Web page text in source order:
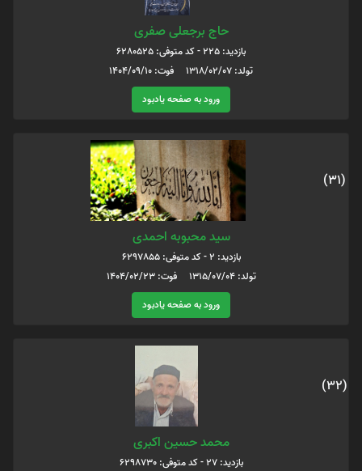
حاج برجعلی صفری
بازدید: 225 - کد متوفی: 6280525
تولد: 1318/02/07 فوت: 1404/09/10
ورود به صفحه یادبود
(31)
سید محبوبه احمدی
بازدید: 2 - کد متوفی: 6297855
تولد: 1315/07/04 فوت: 1404/02/23
ورود به صفحه یادبود
(32)
محمد حسین اکبری
بازدید: 27 - کد متوفی: 6298730